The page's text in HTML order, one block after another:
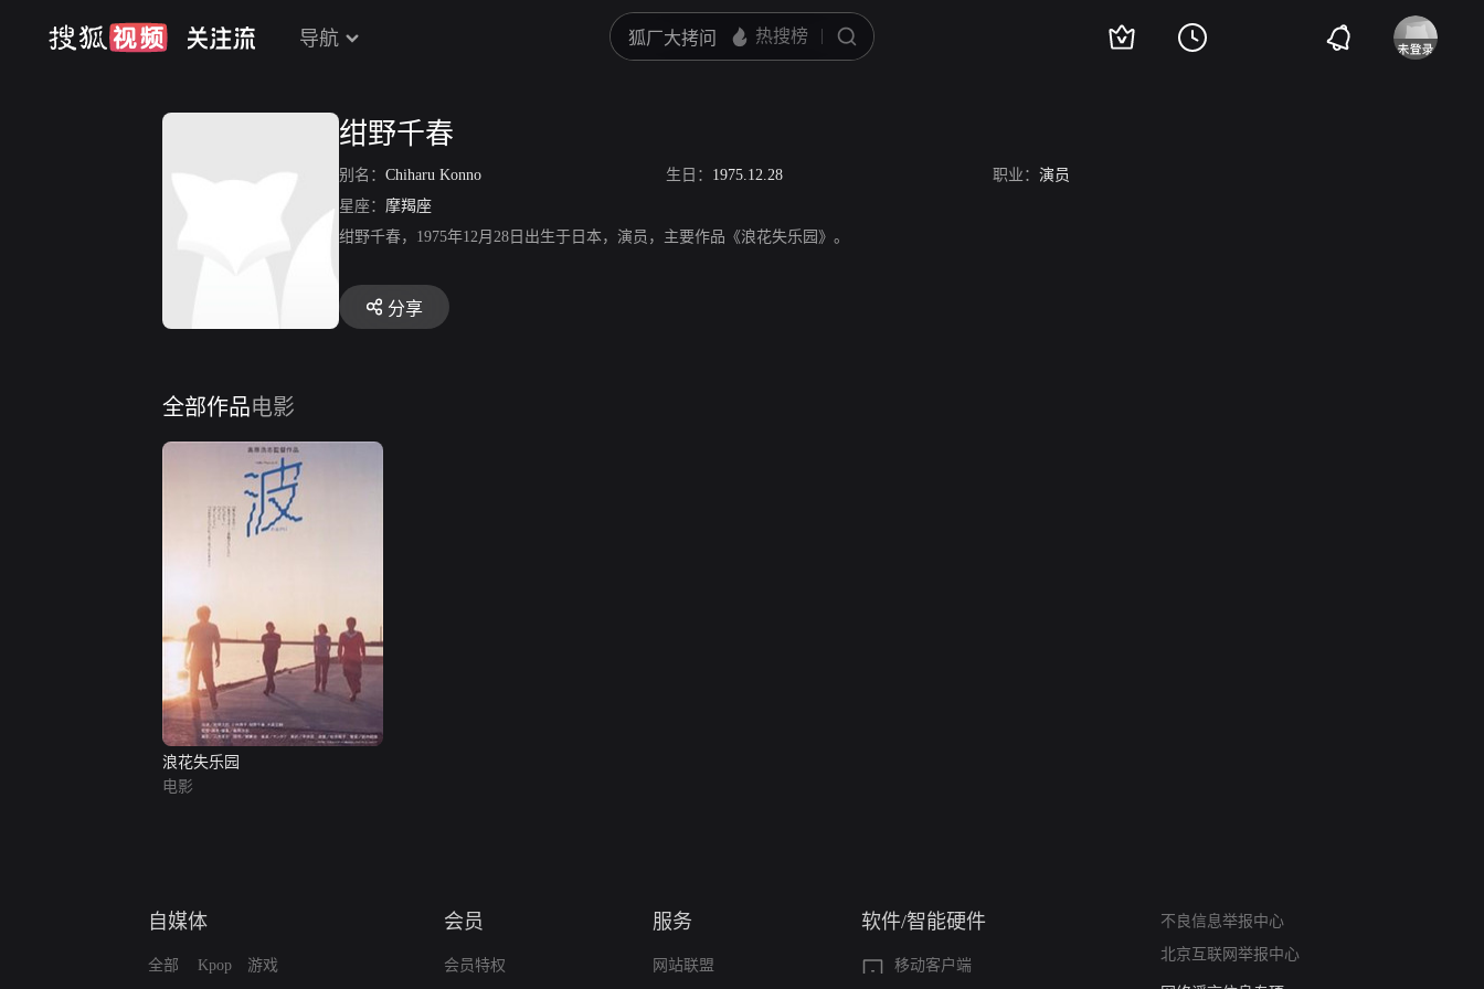
导航
绀野千春
别名： Chiharu Konno 生日： 1975.12.28 职业： 演员
星座： 摩羯座
绀野千春，1975年12月28日出生于日本，演员，主要作品《浪花失乐园》。
分享
全部作品电影
浪花失乐园
电影
自媒体
全部 Kpop 游戏
会员
会员特权
服务
网站联盟
软件/智能硬件
移动客户端
不良信息举报中心
北京互联网举报中心
涉历史虚无举报